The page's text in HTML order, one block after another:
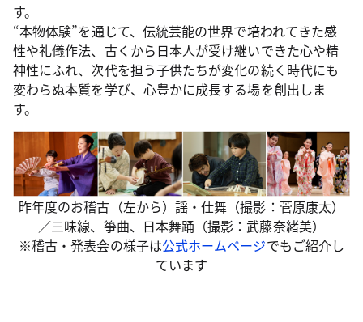
す。
“本物体験”を通じて、伝統芸能の世界で培われてきた感
性や礼儀作法、古くから日本人が受け継いできた心や精
神性にふれ、次代を担う子供たちが変化の続く時代にも
変わらぬ本質を学び、心豊かに成長する場を創出しま
す。
昨年度のお稽古（左から）謡・仕舞（撮影：菅原康太）
／三味線、箏曲、日本舞踊（撮影：武藤奈緒美）
※稽古・発表会の様子は公式ホームページでもご紹介し
ています